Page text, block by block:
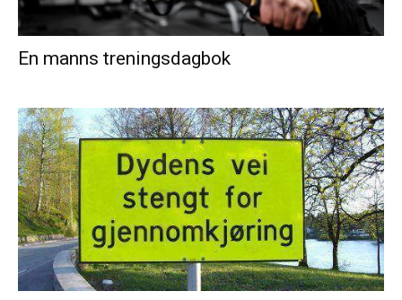
En manns treningsdagbok